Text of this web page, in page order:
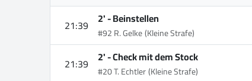
21:39 2' -Beinstellen
#92 R. Gelke(Kleine Strafe)
21:39 2' -Check mit dem Stock
#20 T. Echtler(Kleine Strafe)